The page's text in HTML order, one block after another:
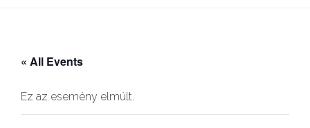
« All Events
Ez az esemény elmúlt.